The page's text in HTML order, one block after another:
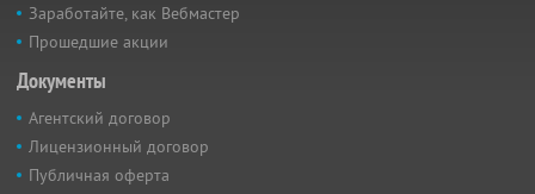
Заработайте, как Вебмастер
Прошедшие акции
Документы
Агентский договор
Лицензионный договор
Публичная оферта